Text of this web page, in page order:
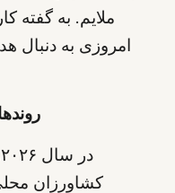
ملایم. به گفته
امروزی به دنبال
کشاورزان